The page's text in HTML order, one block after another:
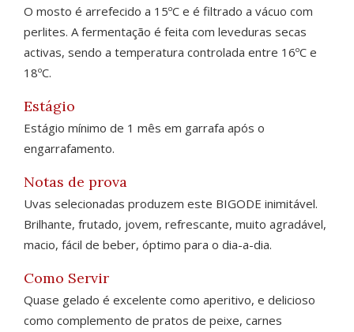
O mosto é arrefecido a 15ºC e é filtrado a vácuo com
perlites. A fermentação é feita com leveduras secas
activas, sendo a temperatura controlada entre 16ºC e
18ºC.
Estágio
Estágio mínimo de 1 mês em garrafa após o
engarrafamento.
Notas de prova
Uvas selecionadas produzem este BIGODE inimitável.
Brilhante, frutado, jovem, refrescante, muito agradável,
macio, fácil de beber, óptimo para o dia-a-dia.
Como Servir
Quase gelado é excelente como aperitivo, e delicioso
como complemento de pratos de peixe, carnes